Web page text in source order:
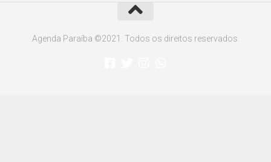
Agenda Paraíba ©2021. Todos os direitos reservados.